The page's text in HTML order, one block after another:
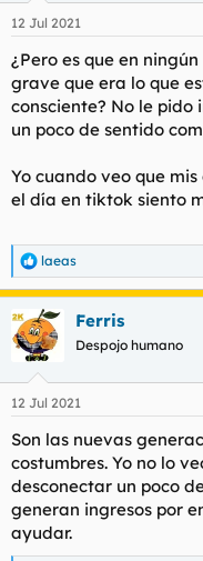
e
:
12 Jul 2021
¿Pero es que en
grave que era lo que
consciente? No le pido
un poco de sentido
Yo cuando veo que
el día en tiktok siento
R
e
c
c
e
:
laeas
Ferris
Despojo humano
12 Jul 2021
Son las nuevas
costumbres. Yo no lo
desconectar un poco
generan ingresos por
ayudar.